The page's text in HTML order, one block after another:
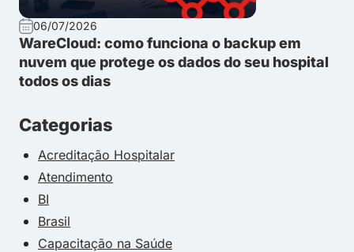
06/07/2026
WareCloud: como funciona o backup em
nuvem que protege os dados do seu hospital
todos os dias
Categorias
Acreditação Hospitalar
Atendimento
BI
Brasil
Capacitação na Saúde